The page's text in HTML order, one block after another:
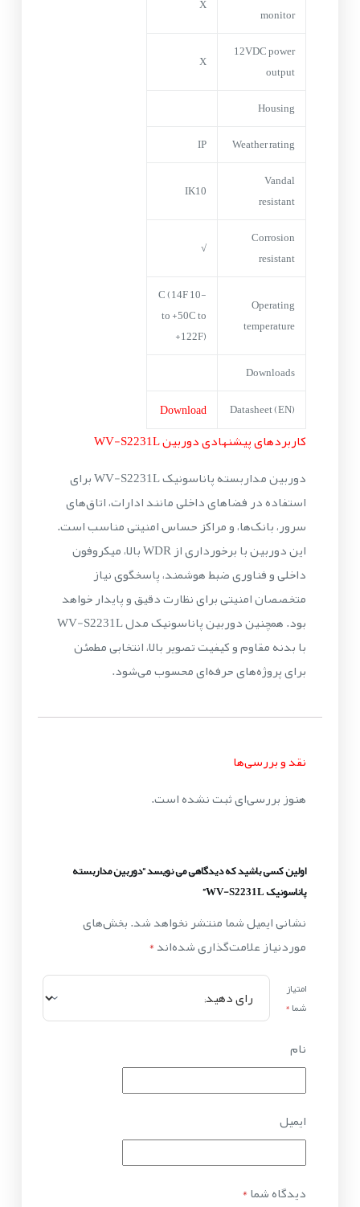
monitor
X
12VDC power
output
X
Housing
Weather rating
IP
Vandal
resistant
IK10
Corrosion
resistant
√
Operating
temperature
-10 C (14F
to +50C to
+122F)
Downloads
Datasheet (EN)
Download
کاربردهای پیشنهادی دوربین WV-S2231L
دوربین مداربسته پاناسونیک WV-S2231L برای
استفاده در فضاهای داخلی مانند ادارات، اتاق‌های
سرور، بانک‌ها، و مراکز حساس امنیتی مناسب است.
این دوربین با برخورداری از WDR بالا، میکروفون
داخلی و فناوری ضبط هوشمند، پاسخگوی نیاز
متخصصان امنیتی برای نظارت دقیق و پایدار خواهد
بود. همچنین دوربین پاناسونیک مدل WV-S2231L
با بدنه مقاوم و کیفیت تصویر بالا، انتخابی مطمئن
برای پروژه‌های حرفه‌ای محسوب می‌شود.
نقد و بررسی‌ها
هنوز بررسی‌ای ثبت نشده است.
اولین کسی باشید که دیدگاهی می نویسد “دوربین مداربسته
پاناسونیک WV-S2231L”
نشانی ایمیل شما منتشر نخواهد شد.بخش‌های
موردنیاز علامت‌گذاری شده‌اند*
امتیاز
شما*
نام
ایمیل
دیدگاه شما*